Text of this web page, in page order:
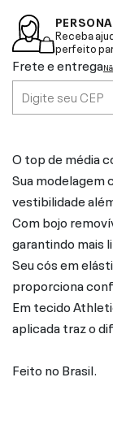
Receba
perfeito
Frete e entrega
O top de média
Sua modelagem
vestibilidade
Com bojo
garantindo mais
Seu cós em
proporciona
Em tecido
aplicada traz o
Feito no Brasil.